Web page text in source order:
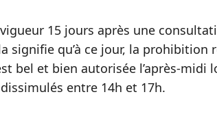
15 jours après une
signifie qu’à ce jour, la prohibition
bel et bien autorisée l’après-
entre 14h et 17h.